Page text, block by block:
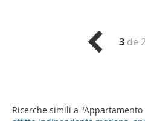
Ricerche simili a
3 de